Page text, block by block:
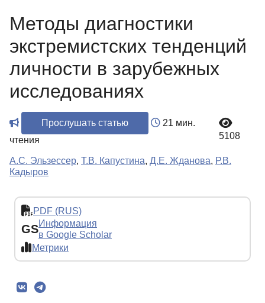
Методы диагностики
экстремистских тенденций
личности в зарубежных
исследованиях
Прослушать статью
21 мин.
чтения
5108
А.С. Эльзессер, Т.В. Капустина, Д.Е. Жданова, Р.В.
Кадыров
PDF (RUS)
GSИнформация
в Google Scholar
Метрики